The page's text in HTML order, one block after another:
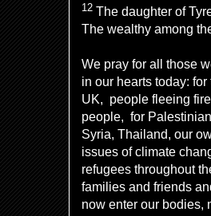
12 The daughter of
The wealthy among
We pray for all those
in our hearts today:
UK, people fleeing
people, for
Syria, Thailand, our
issues of climate
refugees throughout
families and friends
now enter our bodies,